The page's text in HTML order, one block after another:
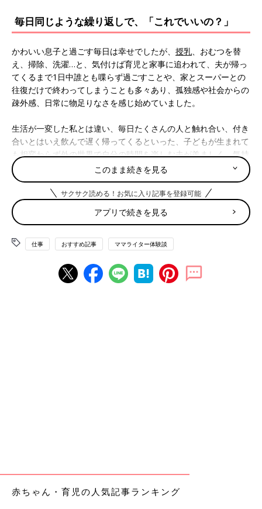
毎日同じような繰り返しで、「これでいいの？」
かわいい息子と過ごす毎日は幸せでしたが、 授乳 、おむつを替
え、掃除、洗濯…と、気付けば育児と家事に追われて、夫が帰っ
てくるまで1日中誰とも喋らず過ごすことや、家とスーパーとの
往復だけで終わってしまうことも多々あり、孤独感や社会からの
疎外感、日常に物足りなさを感じ始めていました。
生活が一変した私とは違い、毎日たくさんの人と触れ合い、付き
合いとはいえ飲んで遅く帰ってくるといった、子どもが生まれて
も相変わらず外の世界で自分の時間を楽しむ夫が羨ましく、気持
ちをぶつけてしまうことも何度かありました。
とりあえず、今だからできることをやってみよう
息子が2歳に成長し、少しずつ自分でできることが増え手が離れ
てくると、今まで忙しく動いていた自分にも少しずつ余裕ができ
てきて、自分の時間が持てるようになってきました。周りのママ
友も同じように子どもの手が離れてきたことで、だんだんと保育
園の申し込みに動き、仕事復帰をし始める姿が見られるようにな
仕事のことを考え始めたときに、私が1番に引っかかったこと
は、“息子との時間”でした。働くのは生活のためでもあるけれ
このまま続きを見る
サクサク読める！お気に入り記事を登録可能
アプリで続きを見る
仕事 おすすめ記事 ママライター体験談
赤ちゃん・育児の人気記事ランキング